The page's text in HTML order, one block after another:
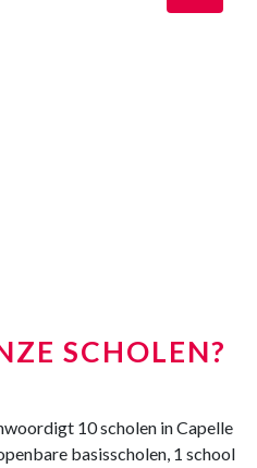
SCHOLEN?
10 scholen in Capelle
basisscholen, 1 school